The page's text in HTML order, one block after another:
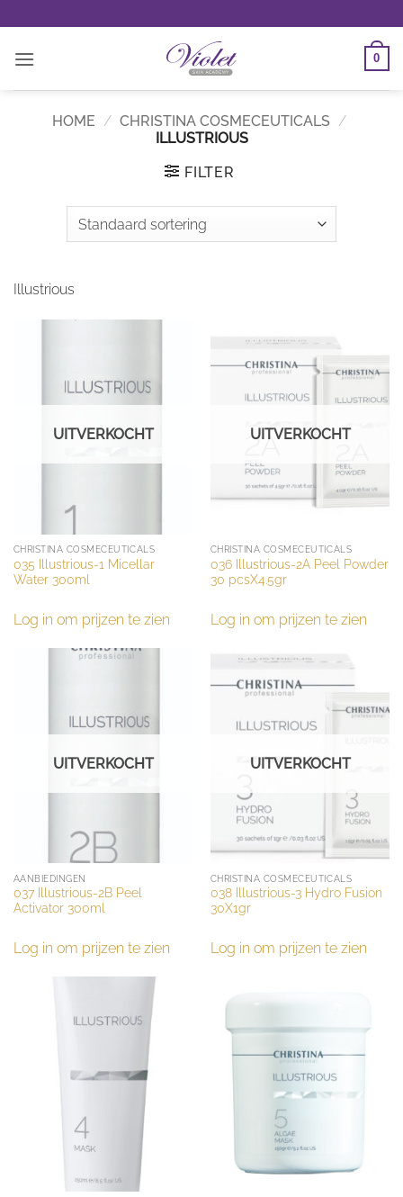
naar
inhoud
0
HOME / CHRISTINA COSMECEUTICALS /
ILLUSTRIOUS
FILTER
Illustrious
UITVERKOCHT
CHRISTINA COSMECEUTICALS
035 Illustrious-1 Micellar
Water 300ml
Log in om prijzen te zien
UITVERKOCHT
CHRISTINA COSMECEUTICALS
036 Illustrious-2A Peel Powder
30 pcsX4.5gr
Log in om prijzen te zien
UITVERKOCHT
AANBIEDINGEN
037 Illustrious-2B Peel
Activator 300ml
Log in om prijzen te zien
UITVERKOCHT
CHRISTINA COSMECEUTICALS
038 Illustrious-3 Hydro Fusion
30X1gr
Log in om prijzen te zien